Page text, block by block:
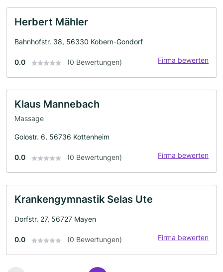
Herbert Mähler
Bahnhofstr. 38, 56330 Kobern-Gondorf
0.0 (0 Bewertungen) Firma bewerten
Klaus Mannebach
Massage
Golostr. 6, 56736 Kottenheim
0.0 (0 Bewertungen) Firma bewerten
Krankengymnastik Selas Ute
Dorfstr. 27, 56727 Mayen
0.0 (0 Bewertungen) Firma bewerten